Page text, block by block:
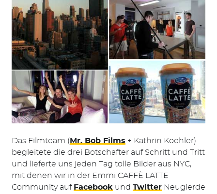
Das Filmteam (Mr. Bob Films + Kathrin Koehler)
begleitete die drei Botschafter auf Schritt und Tritt
und lieferte uns jeden Tag tolle Bilder aus NYC,
mit denen wir in der Emmi CAFFÈ LATTE
Community auf Facebook und Twitter Neugierde